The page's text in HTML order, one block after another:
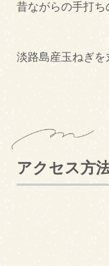
昔ながらの手打ち
淡路島産玉ねぎ
アクセス方
ご当地グルメ
淡路島ぬー
テイクアウト
テイクア